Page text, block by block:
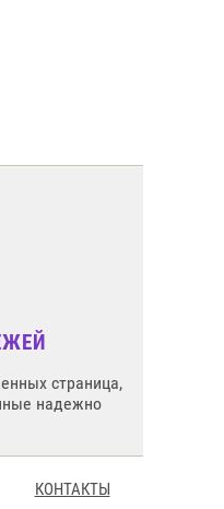
страница,
надежно
КОНТАКТЫ